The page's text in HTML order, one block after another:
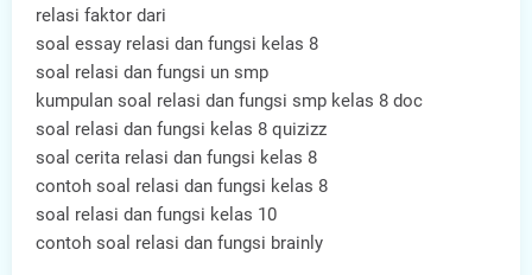
relasi faktor dari
soal essay relasi dan fungsi kelas 8
soal relasi dan fungsi un smp
kumpulan soal relasi dan fungsi smp kelas 8 doc
soal relasi dan fungsi kelas 8 quizizz
soal cerita relasi dan fungsi kelas 8
contoh soal relasi dan fungsi kelas 8
soal relasi dan fungsi kelas 10
contoh soal relasi dan fungsi brainly